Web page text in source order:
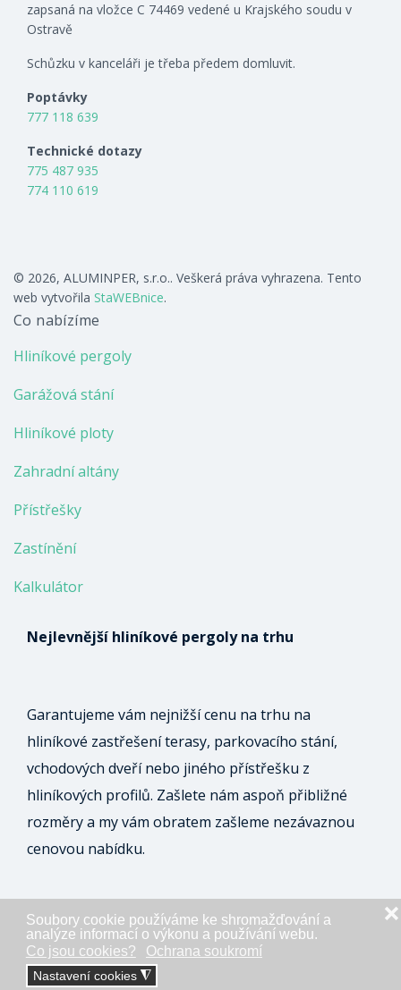
Soubory cookie používáme ke shromažďování a
analýze informací o výkonu a používání webu.
Co jsou cookies?
Ochrana soukromí
Nastavení cookies ◮
❌
zapsaná na vložce C 74469 vedené u Krajského soudu v
Ostravě
Schůzku v kanceláři je třeba předem domluvit.
Poptávky
777 118 639
Technické dotazy
775 487 935
774 110 619
© 2026, ALUMINPER, s.r.o.. Veškerá práva vyhrazena. Tento
web vytvořila StaWEBnice.
Co nabízíme
Hliníkové pergoly
Garážová stání
Hliníkové ploty
Zahradní altány
Přístřešky
Zastínění
Kalkulátor
Nejlevnější hliníkové pergoly na trhu
Garantujeme vám nejnižší cenu na trhu na
hliníkové zastřešení terasy, parkovacího stání,
vchodových dveří nebo jiného přístřešku z
hliníkových profilů. Zašlete nám aspoň přibližné
rozměry a my vám obratem zašleme nezávaznou
cenovou nabídku.
ODESLAT NEZÁVAZNOU POPTÁVKU